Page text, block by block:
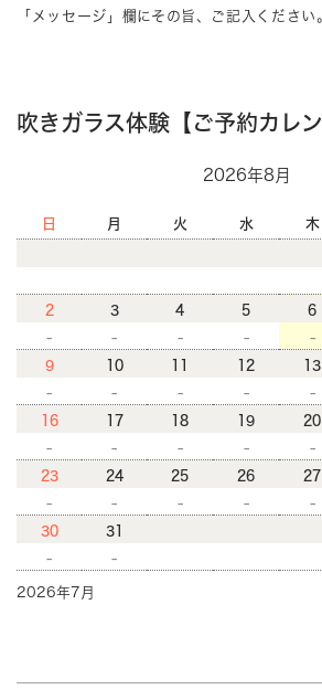
「メッセージ」欄にその旨、ご記入ください
吹きガラス体験【ご予約カレン
2026年8月
日 月 火 水 木
2
-
3
-
4
-
5
-
6
-
9
-
10
-
11
-
12
-
13
-
16
-
17
-
18
-
19
-
20
-
23
-
24
-
25
-
26
-
27
-
30
-
31
-
2026年7月